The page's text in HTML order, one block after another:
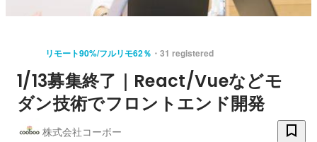
リモート90%/フルリモ62％ 31 registered
1/13募集終了｜React/Vueなどモ
ダン技術でフロントエンド開発
株式会社コーボー